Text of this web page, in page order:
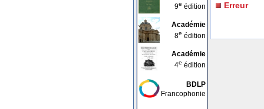
9e édition
Académie
8e édition
Académie
4e édition
BDLP
Francophonie
Erreur